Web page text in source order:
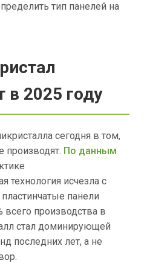
тип панелей на
в 2025 году
сегодня в том,
производят. По данным
технология исчезла с
панели
всего производства в
стал доминирующей
последних лет, а не